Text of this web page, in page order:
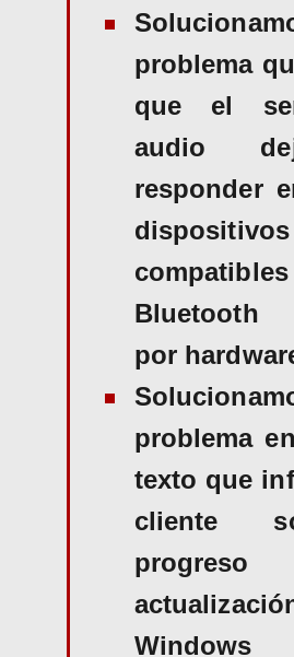
problema
que el
audio
responder
dispositivos
Bluetooth
por
problema
texto que
cliente